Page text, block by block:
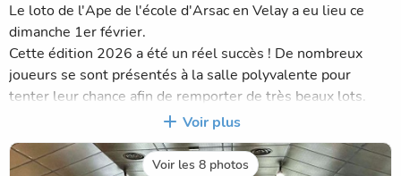
Le loto de l'Ape de l'école d'Arsac en Velay a eu lieu ce
dimanche 1er février.
Cette édition 2026 a été un réel succès ! De nombreux
joueurs se sont présentés à la salle polyvalente pour
tenter leur chance afin de remporter de très beaux lots.
Il y a eu 3 parties, chacune accompagnée d'1 loto corse ou
d'1 loto altiligérien et le tirage au sort de la tombola
calendrier a été effectué avec 24 lots soit 2 lots par mois.
Voir plus
Voir les 8 photos